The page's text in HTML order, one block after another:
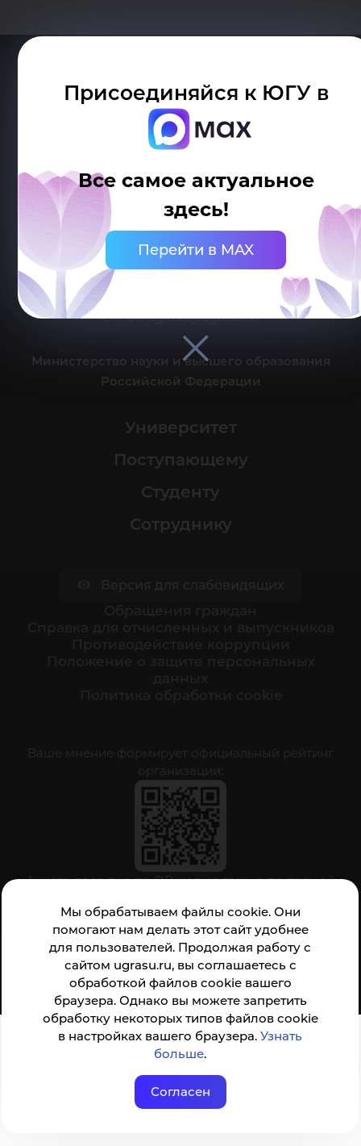
Мы обрабатываем файлы cookie. Они
помогают нам делать этот сайт удобнее
для пользователей. Продолжая работу с
сайтом ugrasu.ru, вы соглашаетесь с
обработкой файлов cookie вашего
браузера. Однако вы можете запретить
обработку некоторых типов файлов cookie
в настройках вашего браузера.Узнать
больше.
Согласен
Присоединяйся к ЮГУ в
Все самое актуальное
здесь!
Перейти в MAX
Делитесь новостями об университете с хештегом #ЮГУ
Сведения об образовательной организации
г. Ханты-Мансийск, ул. Чехова, 16
Канцелярия: тел.: +7 (3467) 377-000
e-mail:ugrasu@ugrasu.ru
Министерство науки и высшего образования
Российской Федерации
Университет
Поступающему
Студенту
Сотруднику
Ваше мнение формирует официальный рейтинг
организации:
Анкета доступна по QR-коду, а так же по прямой
© ФГБОУ ВО ЮГУ 2001–2026